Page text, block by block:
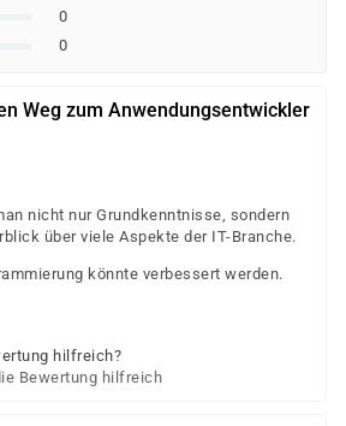
0
0
Weg zum Anwendungsentwickler
nicht nur Grundkenntnisse, sondern
über viele Aspekte der IT-Branche.
könnte verbessert werden.
hilfreich?
Bewertung hilfreich